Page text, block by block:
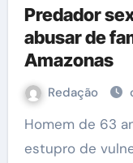
Predador
abusar de
Amazonas
Redação
Homem de 63 anos será investigado por
estupro de